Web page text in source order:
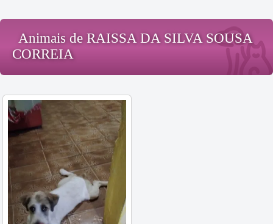
Animais de RAISSA DA SILVA SOUSA
CORREIA